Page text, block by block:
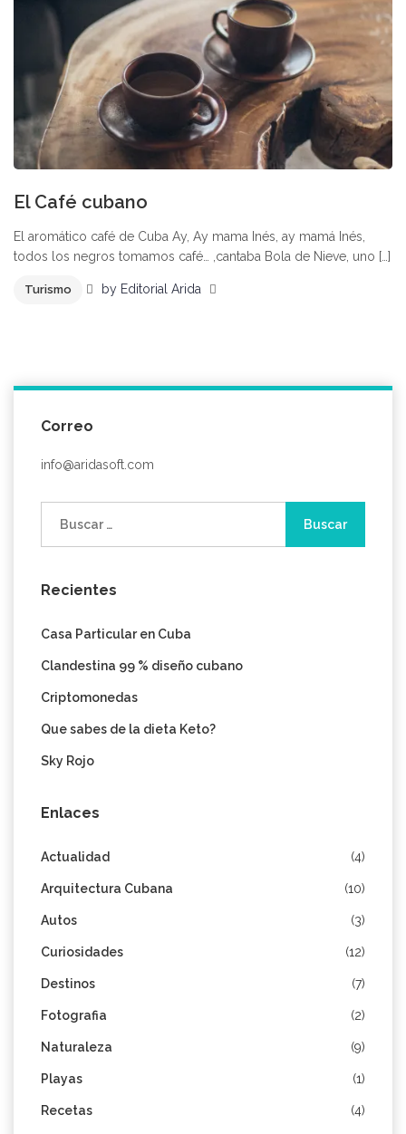
El Café cubano
El aromático café de Cuba Ay, Ay mama Inés, ay mamá Inés,
todos los negros tomamos café… ,cantaba Bola de Nieve, uno […]
Turismo by Editorial Arida
Correo
info@aridasoft.com
Recientes
Casa Particular en Cuba
Clandestina 99 % diseño cubano
Criptomonedas
Que sabes de la dieta Keto?
Sky Rojo
Enlaces
Actualidad (4)
Arquitectura Cubana (10)
Autos (3)
Curiosidades (12)
Destinos (7)
Fotografia (2)
Naturaleza (9)
Playas (1)
Recetas (4)